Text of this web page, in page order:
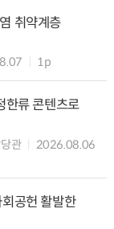
취약계층
1p
한류 콘텐츠로
관
2026.08.06
공헌 활발한